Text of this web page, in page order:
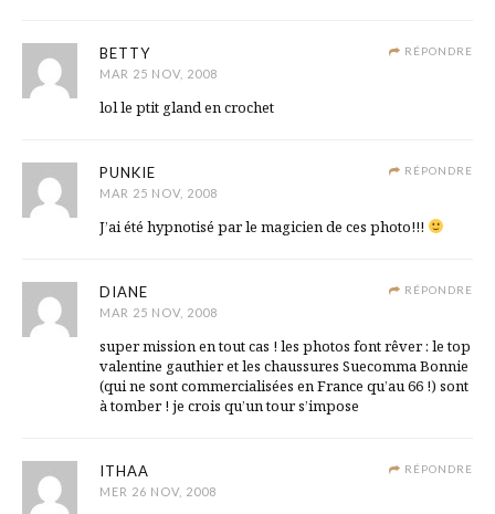
RÉPONDRE
BETTY
MAR 25 NOV, 2008
lol le ptit gland en crochet
RÉPONDRE
PUNKIE
MAR 25 NOV, 2008
J’ai été hypnotisé par le magicien de ces photo!!!
RÉPONDRE
DIANE
MAR 25 NOV, 2008
super mission en tout cas ! les photos font rêver : le top
valentine gauthier et les chaussures Suecomma Bonnie
(qui ne sont commercialisées en France qu’au 66 !) sont
à tomber ! je crois qu’un tour s’impose
RÉPONDRE
ITHAA
MER 26 NOV, 2008